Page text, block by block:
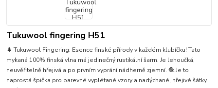
Tukuwool fingering H51
🌲 Tukuwool Fingering: Esence finské přírody v každém klubíčku! Tato
mykaná 100% finská vlna má jedinečný rustikální šarm. Je lehoučká,
neuvěřitelně hřejivá a po prvním vyprání nádherně zjemní. 🧶 Je to
naprostá špička pro barevné vyplétané vzory a nadýchané, hřejivé šátky.